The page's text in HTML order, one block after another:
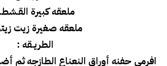
ملعقه كبيرة
ملعقه صغيرة زيت
الطريــقه :
افرمى حفنه أوراق النعناع الطازجه ثم